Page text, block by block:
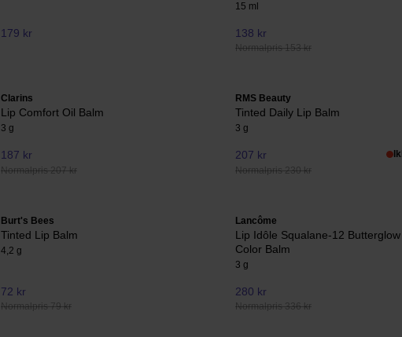
179 kr
15 ml
138 kr
Normalpris 153 kr
Clarins
Lip Comfort Oil Balm
3 g
187 kr
Normalpris 207 kr
RMS Beauty
Tinted Daily Lip Balm
3 g
207 kr
Normalpris 230 kr
Burt's Bees
Tinted Lip Balm
4,2 g
72 kr
Normalpris 79 kr
Lancôme
Lip Idôle Squalane-12
Color Balm
3 g
280 kr
Normalpris 336 kr